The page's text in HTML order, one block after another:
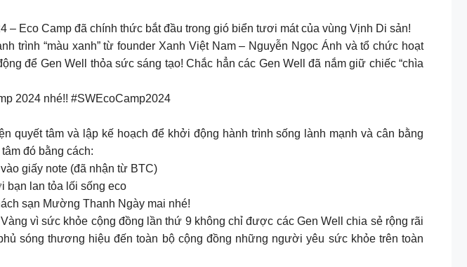
Eco Camp đã chính thức bắt đầu trong gió biển tươi mát của vùng Vịnh Di sản!
trình “màu xanh” từ founder Xanh Việt Nam – Nguyễn Ngọc Ánh và tổ chức hoạt
để Gen Well thỏa sức sáng tạo! Chắc hẳn các Gen Well đã nắm giữ chiếc “chìa
2024 nhé!! #SWEcoCamp2024
quyết tâm và lập kế hoạch để khởi động hành trình sống lành mạnh và cân bằng
đó bằng cách:
giấy note (đã nhận từ BTC)
bạn lan tỏa lối sống eco
sạn Mường Thanh Ngày mai nhé!
vì sức khỏe cộng đồng lần thứ 9 không chỉ được các Gen Well chia sẻ rộng rãi
sóng thương hiệu đến toàn bộ cộng đồng những người yêu sức khỏe trên toàn